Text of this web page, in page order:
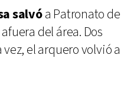
salvóa Patronato de
del área. Dos
el arquero volvió a